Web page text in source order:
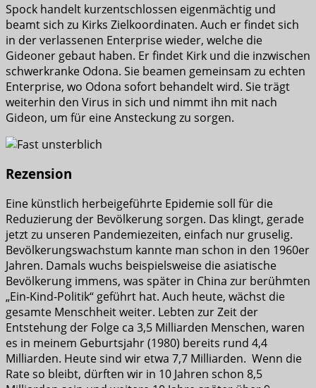
Spock handelt kurzentschlossen eigenmächtig und
beamt sich zu Kirks Zielkoordinaten. Auch er findet sich
in der verlassenen Enterprise wieder, welche die
Gideoner gebaut haben. Er findet Kirk und die inzwischen
schwerkranke Odona. Sie beamen gemeinsam zu echten
Enterprise, wo Odona sofort behandelt wird. Sie trägt
weiterhin den Virus in sich und nimmt ihn mit nach
Gideon, um für eine Ansteckung zu sorgen.
Rezension
Eine künstlich herbeigeführte Epidemie soll für die
Reduzierung der Bevölkerung sorgen. Das klingt, gerade
jetzt zu unseren Pandemiezeiten, einfach nur gruselig.
Bevölkerungswachstum kannte man schon in den 1960er
Jahren. Damals wuchs beispielsweise die asiatische
Bevölkerung immens, was später in China zur berühmten
„Ein-Kind-Politik“ geführt hat. Auch heute, wächst die
gesamte Menschheit weiter. Lebten zur Zeit der
Entstehung der Folge ca 3,5 Milliarden Menschen, waren
es in meinem Geburtsjahr (1980) bereits rund 4,4
Milliarden. Heute sind wir etwa 7,7 Milliarden. Wenn die
Rate so bleibt, dürften wir in 10 Jahren schon 8,5